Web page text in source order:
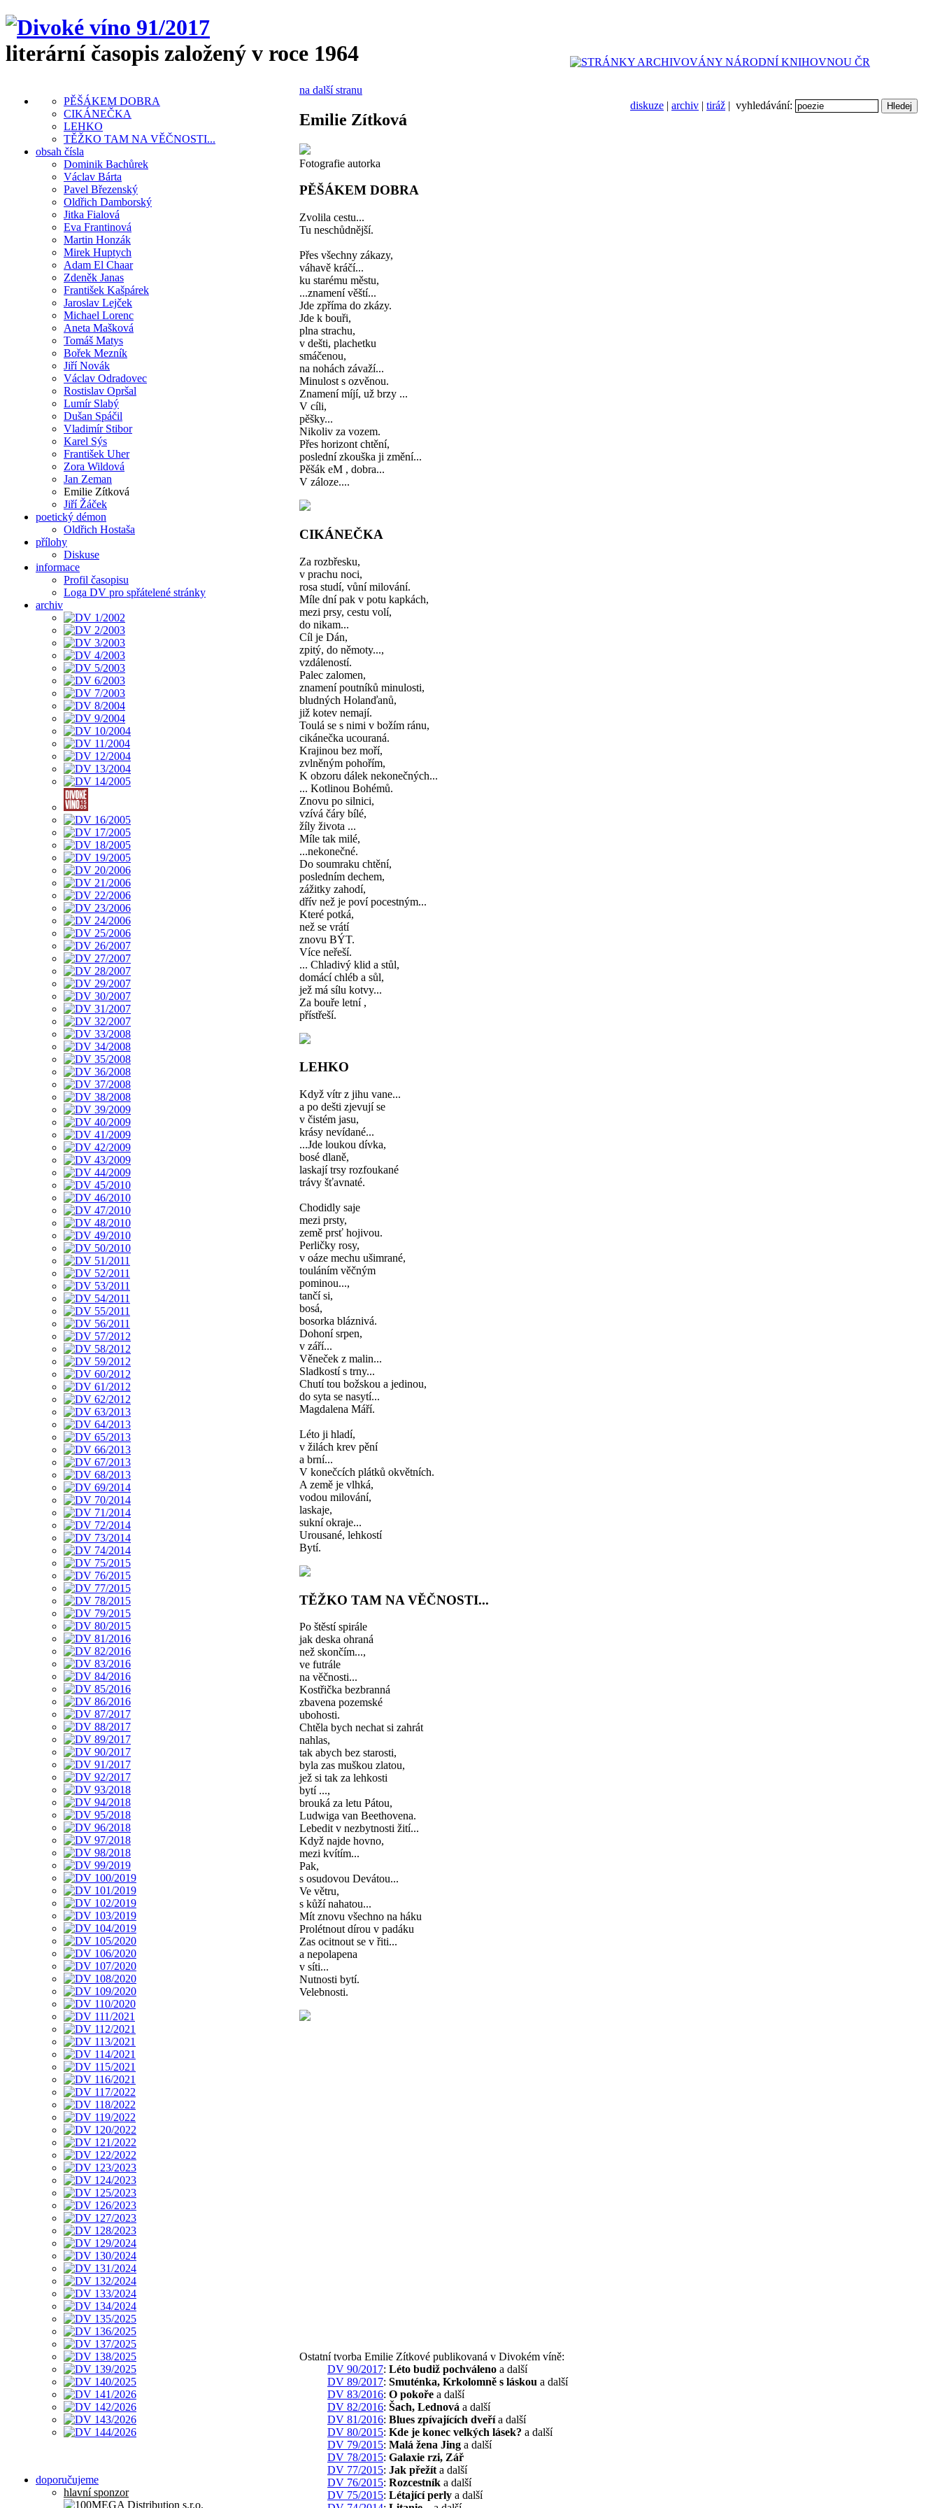
literární časopis založený v roce 1964
diskuze | archiv | tiráž | vyhledávání:
PĚŠÁKEM DOBRA
CIKÁNEČKA
LEHKO
TĚŽKO TAM NA VĚČNOSTI...
obsah čísla
Dominik Bachůrek
Václav Bárta
Pavel Březenský
Oldřich Damborský
Jitka Fialová
Eva Frantinová
Martin Honzák
Mirek Huptych
Adam El Chaar
Zdeněk Janas
František Kašpárek
Jaroslav Lejček
Michael Lorenc
Aneta Mašková
Tomáš Matys
Bořek Mezník
Jiří Novák
Václav Odradovec
Rostislav Opršal
Lumír Slabý
Dušan Spáčil
Vladimír Stibor
Karel Sýs
František Uher
Zora Wildová
Jan Zeman
Emilie Zítková
Jiří Žáček
poetický démon
Oldřich Hostaša
přílohy
Diskuse
informace
Profil časopisu
Loga DV pro spřátelené stránky
archiv
doporučujeme
hlavní sponzor
na další stranu
Emilie Zítková
Fotografie autorka
PĚŠÁKEM DOBRA
Zvolila cestu...
Tu neschůdnější.
Přes všechny zákazy,
váhavě kráčí...
ku starému městu,
...znamení věští...
Jde zpříma do zkázy.
Jde k bouři,
plna strachu,
v dešti, plachetku
smáčenou,
na nohách závaží...
Minulost s ozvěnou.
Znamení míjí, už brzy ...
V cíli,
pěšky...
Nikoliv za vozem.
Přes horizont chtění,
poslední zkouška ji změní...
Pěšák eM , dobra...
V záloze....
CIKÁNEČKA
Za rozbřesku,
v prachu noci,
rosa studí, vůní milování.
Míle dní pak v potu kapkách,
mezi prsy, cestu volí,
do nikam...
Cíl je Dán,
zpitý, do němoty...,
vzdáleností.
Palec zalomen,
znamení poutníků minulosti,
bludných Holanďanů,
již kotev nemají.
Toulá se s nimi v božím ránu,
cikánečka ucouraná.
Krajinou bez moří,
zvlněným pohořím,
K obzoru dálek nekonečných...
... Kotlinou Bohémů.
Znovu po silnici,
vzívá čáry bílé,
žíly života ...
Míle tak milé,
...nekonečné.
Do soumraku chtění,
posledním dechem,
zážitky zahodí,
dřív než je poví pocestným...
Které potká,
než se vrátí
znovu BÝT.
Více neřeší.
... Chladivý klid a stůl,
domácí chléb a sůl,
jež má sílu kotvy...
Za bouře letní ,
přístřeší.
LEHKO
Když vítr z jihu vane...
a po dešti zjevují se
v čistém jasu,
krásy nevídané...
...Jde loukou dívka,
bosé dlaně,
laskají trsy rozfoukané
trávy šťavnaté.
Chodidly saje
mezi prsty,
země prsť hojivou.
Perličky rosy,
v oáze mechu ušimrané,
touláním věčným
pominou...,
tančí si,
bosá,
bosorka bláznivá.
Dohoní srpen,
v září...
Věneček z malin...
Sladkostí s trny...
Chutí tou božskou a jedinou,
do syta se nasytí...
Magdalena Máří.
Léto ji hladí,
v žilách krev pění
a brní...
V konečcích plátků okvětních.
A země je vlhká,
vodou milování,
laskaje,
sukní okraje...
Urousané, lehkostí
Bytí.
TĚŽKO TAM NA VĚČNOSTI...
Po štěstí spirále
jak deska ohraná
než skončím...,
ve futrále
na věčnosti...
Kostřička bezbranná
zbavena pozemské
ubohosti.
Chtěla bych nechat si zahrát
nahlas,
tak abych bez starosti,
byla zas muškou zlatou,
jež si tak za lehkosti
bytí ...,
brouká za letu Pátou,
Ludwiga van Beethovena.
Lebedit v nezbytnosti žití...
Když najde hovno,
mezi kvítím...
Pak,
s osudovou Devátou...
Ve větru,
s kůží nahatou...
Mít znovu všechno na háku
Prolétnout dírou v padáku
Zas ocitnout se v řiti...
a nepolapena
v síti...
Nutnosti bytí.
Velebnosti.
Ostatní tvorba Emilie Zítkové publikovaná v Divokém víně:
DV 90/2017: Léto budiž pochváleno a další
DV 89/2017: Smuténka, Krkolomně s láskou a další
DV 83/2016: O pokoře a další
DV 82/2016: Šach, Lednová a další
DV 81/2016: Blues zpívajících dveřía další
DV 80/2015: Kde je konec velkých lásek? a další
DV 79/2015: Malá žena Jing a další
DV 78/2015: Galaxie rzi, Zář
DV 77/2015: Jak přežít a další
DV 76/2015: Rozcestník a další
DV 75/2015: Létající perly a další